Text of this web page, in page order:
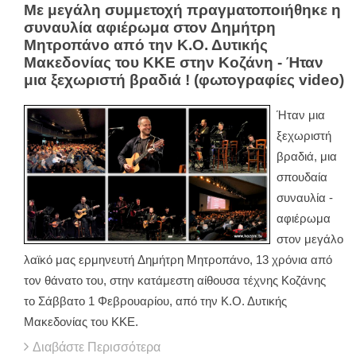
Με μεγάλη συμμετοχή πραγματοποιήθηκε η
συναυλία αφιέρωμα στον Δημήτρη
Μητροπάνο από την Κ.Ο. Δυτικής
Μακεδονίας του ΚΚΕ στην Κοζάνη - Ήταν
μια ξεχωριστή βραδιά ! (φωτογραφίες video)
Ήταν μια
ξεχωριστή
βραδιά, μια
σπουδαία
συναυλία -
αφιέρωμα
στον μεγάλο
λαϊκό μας ερμηνευτή Δημήτρη Μητροπάνο, 13 χρόνια από
τον θάνατο του, στην κατάμεστη αίθουσα τέχνης Κοζάνης
το Σάββατο 1 Φεβρουαρίου, από την Κ.Ο. Δυτικής
Μακεδονίας του ΚΚΕ.
Διαβάστε Περισσότερα